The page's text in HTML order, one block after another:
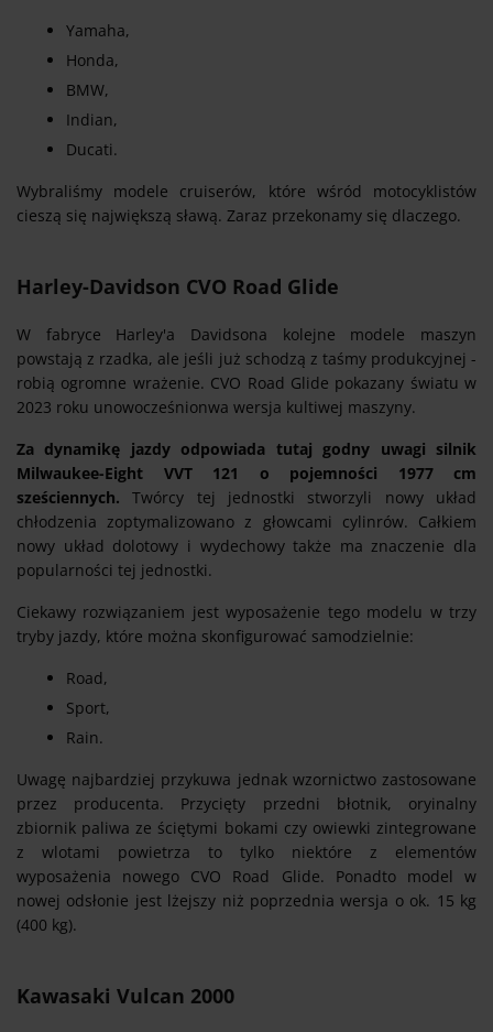
Yamaha,
Honda,
BMW,
Indian,
Ducati.
Wybraliśmy modele cruiserów, które wśród motocyklistów
cieszą się największą sławą. Zaraz przekonamy się dlaczego.
Harley-Davidson CVO Road Glide
W fabryce Harley'a Davidsona kolejne modele maszyn
powstają z rzadka, ale jeśli już schodzą z taśmy produkcyjnej -
robią ogromne wrażenie. CVO Road Glide pokazany światu w
2023 roku unowocześnionwa wersja kultiwej maszyny.
Za dynamikę jazdy odpowiada tutaj godny uwagi silnik
Milwaukee-Eight VVT 121 o pojemności 1977 cm
sześciennych. Twórcy tej jednostki stworzyli nowy układ
chłodzenia zoptymalizowano z głowcami cylinrów. Całkiem
nowy układ dolotowy i wydechowy także ma znaczenie dla
popularności tej jednostki.
Ciekawy rozwiązaniem jest wyposażenie tego modelu w trzy
tryby jazdy, które można skonfigurować samodzielnie:
Road,
Sport,
Rain.
Uwagę najbardziej przykuwa jednak wzornictwo zastosowane
przez producenta. Przycięty przedni błotnik, oryinalny
zbiornik paliwa ze ściętymi bokami czy owiewki zintegrowane
z wlotami powietrza to tylko niektóre z elementów
wyposażenia nowego CVO Road Glide. Ponadto model w
nowej odsłonie jest lżejszy niż poprzednia wersja o ok. 15 kg
(400 kg).
Kawasaki Vulcan 2000